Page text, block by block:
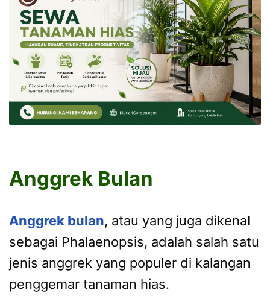
Anggrek Bulan
Anggrek bulan, atau yang juga dikenal
sebagai Phalaenopsis, adalah salah satu
jenis anggrek yang populer di kalangan
penggemar tanaman hias.